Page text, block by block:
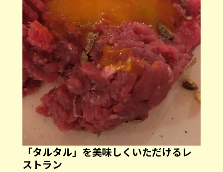
「タルタル」を美味しくいただけるレ
ストラン